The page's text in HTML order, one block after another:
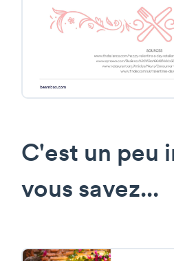
C'est un peu
vous savez...